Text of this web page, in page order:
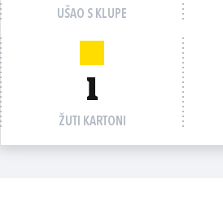
UŠAO S KLUPE
1
ŽUTI KARTONI